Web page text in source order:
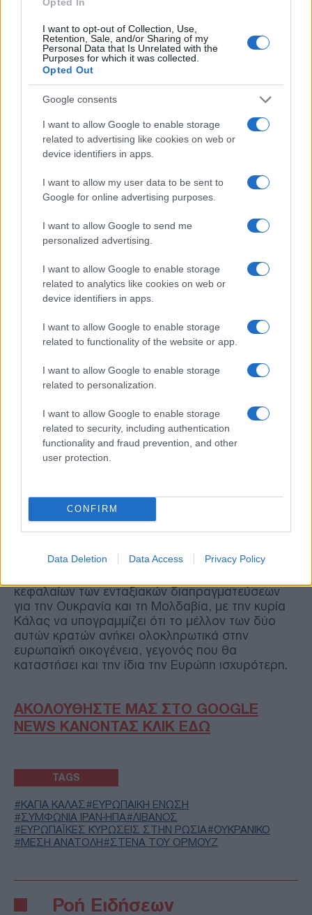
I want to opt-out of Collection, Use,
Retention, Sale, and/or Sharing of my
Personal Data that Is Unrelated with the
Purposes for which it was collected.
Opted Out
Google consents
I want to allow Google to enable storage
related to advertising like cookies on web or
device identifiers in apps.
I want to allow my user data to be sent to
Google for online advertising purposes.
I want to allow Google to send me
personalized advertising.
I want to allow Google to enable storage
related to analytics like cookies on web or
device identifiers in apps.
I want to allow Google to enable storage
related to functionality of the website or app.
I want to allow Google to enable storage
related to personalization.
I want to allow Google to enable storage
related to security, including authentication
functionality and fraud prevention, and other
user protection.
CONFIRM
Data Deletion Data Access Privacy Policy
Η Ύπατη Εκπρόσωπος υπεραμύνθηκε της
σημειώνοντας ότι οι μέχρι τώρα κυρώσεις έχουν
στερήσει από τη ρωσική οικονομία ένα ποσό που
στερεύοντας τις πηγές χρηματοδότησης των
πολεμικών επιχειρήσεων.
Στο πλαίσιο αυτό, τάχθηκε υπέρ της περαιτέρω
αποκλεισμό Ρώσων καλλιτεχνών και αθλητών που
στηρίζουν τις επιλογές του Κρεμλίνου.
την ευρωπαϊκή προοπτική της περιοχής, καθώς
κεφαλαίων των ενταξιακών διαπραγματεύσεων
για την Ουκρανία και τη Μολδαβία, με την κυρία
Κάλας να υπογραμμίζει ότι το μέλλον των δύο
αυτών κρατών ανήκει ολοκληρωτικά στην
ευρωπαϊκή οικογένεια, γεγονός που θα
καταστήσει και την ίδια την Ευρώπη ισχυρότερη.
ΑΚΟΛΟΥΘΗΣΤΕ ΜΑΣ ΣΤΟ GOOGLE
NEWS ΚΑΝΟΝΤΑΣ ΚΛΙΚ ΕΔΩ
TAGS
ΚΑΓΙΑ ΚΑΛΑΣ
ΕΥΡΩΠΑΙΚΗ ΕΝΩΣΗ
ΣΥΜΦΩΝΙΑ ΙΡΑΝ-ΗΠΑ
ΛΙΒΑΝΟΣ
ΕΥΡΩΠΑΪΚΕΣ ΚΥΡΩΣΕΙΣ ΣΤΗΝ ΡΩΣΙΑ
ΟΥΚΡΑΝΙΚΟ
ΜΕΣΗ ΑΝΑΤΟΛΗ
ΣΤΕΝΑ ΤΟΥ ΟΡΜΟΥΖ
Ροή Ειδήσεων